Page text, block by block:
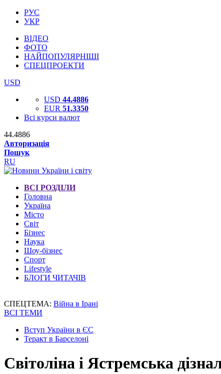
РУС
УКР
ВІДЕО
ФОТО
НАЙПОПУЛЯРНІШІ
СПЕЦПРОЕКТИ
USD
USD 44.4886
EUR 51.3350
Всі курси валют
44.4886
Авторизація
Пошук
RU
ВСІ РОЗДІЛИ
Головна
Україна
Місто
Світ
Бізнес
Наука
Шоу-бізнес
Спорт
Lifestyle
БЛОГИ ЧИТАЧІВ
СПЕЦТЕМА: Війна в Ірані
ВСІ ТЕМИ
Вступ України в ЄС
Теракт в Барселоні
Світоліна і Ястремська